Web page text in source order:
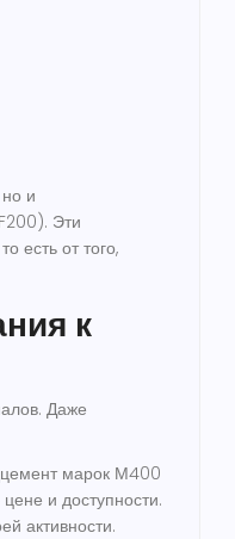
и
Эти
есть от того,
к
Даже
марок М400
и доступности.
активности.